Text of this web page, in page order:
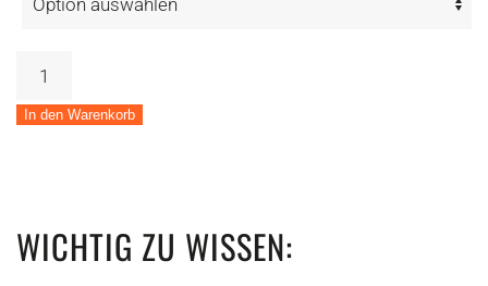
Country
In den Warenkorb
WICHTIG ZU WISSEN: